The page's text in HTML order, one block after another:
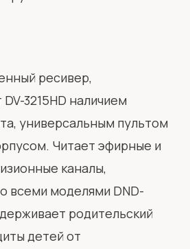
ресивер,
3215HD наличием
универсальным пультом
Читает эфирные и
каналы,
всеми моделями DND-
родительский
детей от